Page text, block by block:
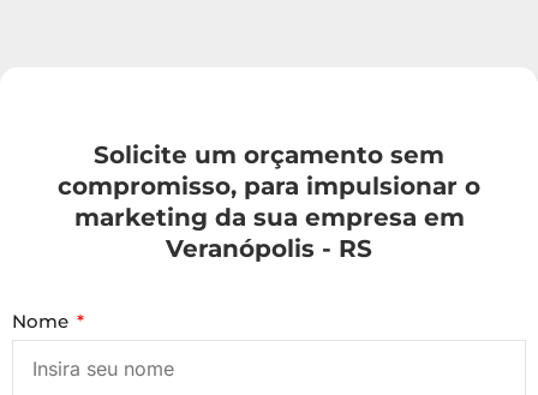
Solicite um orçamento sem
compromisso, para impulsionar o
marketing da sua empresa em
Veranópolis - RS
Nome